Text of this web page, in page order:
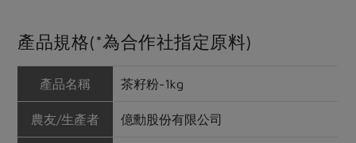
產品規格(*為合作社指定原料)
產品名稱 茶籽粉-1kg
農友/生產者 億勳股份有限公司